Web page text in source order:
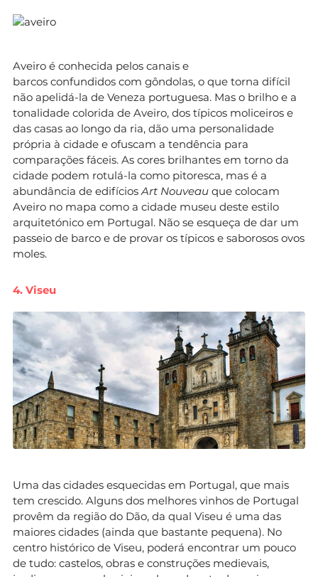
Aveiro é conhecida pelos canais e
barcos confundidos com gôndolas, o que torna difícil
não apelidá-la de Veneza portuguesa. Mas o brilho e a
tonalidade colorida de Aveiro, dos típicos moliceiros e
das casas ao longo da ria, dão uma personalidade
própria à cidade e ofuscam a tendência para
comparações fáceis. As cores brilhantes em torno da
cidade podem rotulá-la como pitoresca, mas é a
abundância de edifícios Art Nouveau que colocam
Aveiro no mapa como a cidade museu deste estilo
arquitetónico em Portugal. Não se esqueça de dar um
passeio de barco e de provar os típicos e saborosos ovos
moles.
4. Viseu
Uma das cidades esquecidas em Portugal, que mais
tem crescido. Alguns dos melhores vinhos de Portugal
provêm da região do Dão, da qual Viseu é uma das
maiores cidades (ainda que bastante pequena). No
centro histórico de Viseu, poderá encontrar um pouco
de tudo: castelos, obras e construções medievais,